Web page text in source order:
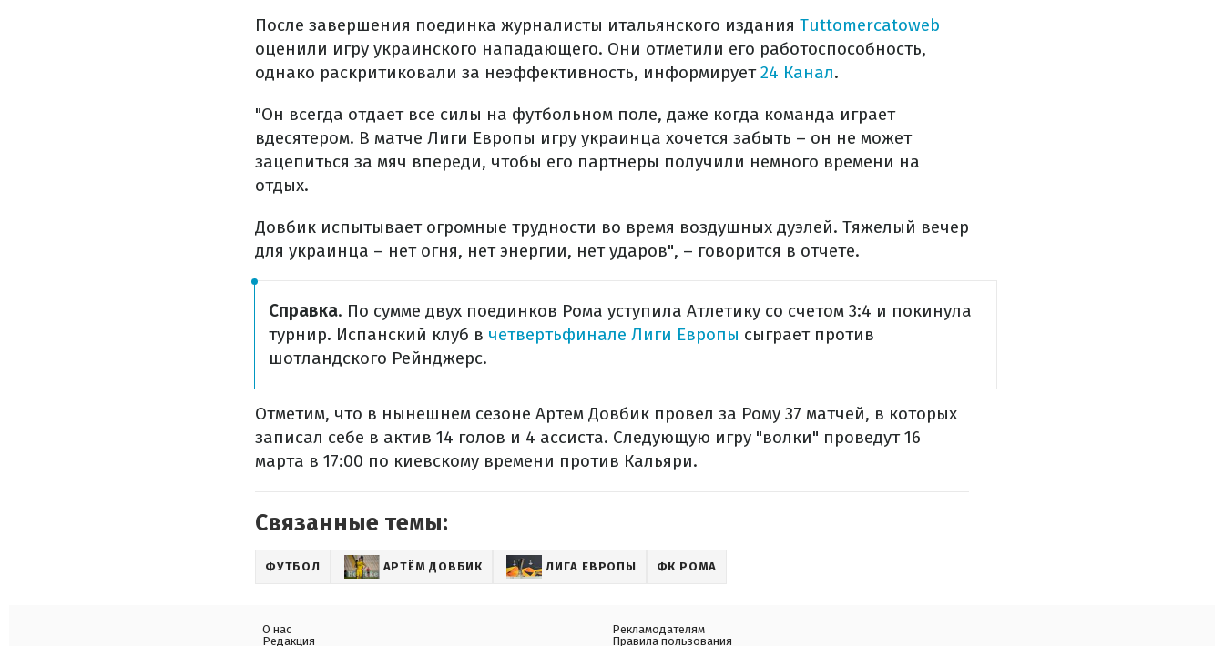
После завершения поединка журналисты итальянского издания Tuttomercatoweb
оценили игру украинского нападающего. Они отметили его работоспособность,
однако раскритиковали за неэффективность, информирует24 Канал.
"Он всегда отдает все силы на футбольном поле, даже когда команда играет
вдесятером. В матче Лиги Европы игру украинца хочется забыть – он не может
зацепиться за мяч впереди, чтобы его партнеры получили немного времени на
отдых.
Довбик испытывает огромные трудности во время воздушных дуэлей. Тяжелый вечер
для украинца – нет огня, нет энергии, нет ударов", – говорится в отчете.
Справка. По сумме двух поединков Рома уступила Атлетику со счетом 3:4 и покинула
турнир. Испанский клуб в четвертьфинале Лиги Европы сыграет против
шотландского Рейнджерс.
Отметим, что в нынешнем сезоне Артем Довбик провел за Рому 37 матчей, в которых
записал себе в актив 14 голов и 4 ассиста. Следующую игру "волки" проведут 16
марта в 17:00 по киевскому времени против Кальяри.
Связанные темы:
ФУТБОЛ АРТЁМ ДОВБИК ЛИГА ЕВРОПЫ ФК РОМА
О нас
Редакция
Рекламодателям
Правила пользования